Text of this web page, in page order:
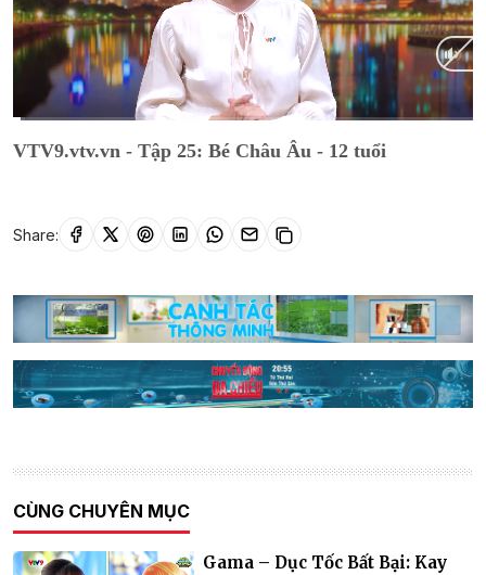
VTV9.vtv.vn - Tập 25: Bé Châu Âu - 12 tuổi
Share:
CÙNG CHUYÊN MỤC
Gama – Dục Tốc Bất Bại: Kay